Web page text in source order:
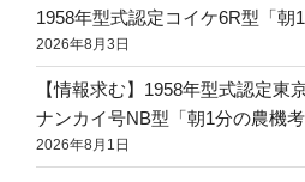
1958年型式認定コイケ6R型「朝
2026年8月3日
【情報求む】1958年型式認定東
ナンカイ号NB型「朝1分の農機考
2026年8月1日